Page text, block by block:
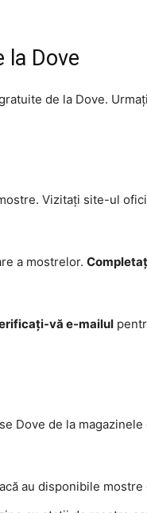
Dove
de la Dove.
Vizitați site-ul
a mostrelor.
vă e-mailul
Dove de la
au disponibile mostre